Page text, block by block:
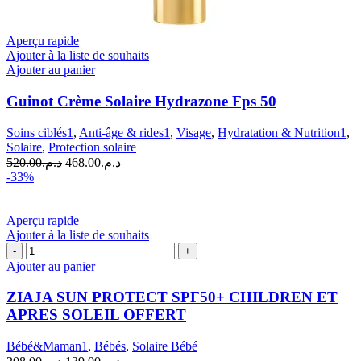
Aperçu rapide
Ajouter à la liste de souhaits
Ajouter au panier
Guinot Crème Solaire Hydrazone Fps 50
Soins ciblés1 , Anti-âge & rides1 , Visage, Hydratation & Nutrition1 ,
Solaire, Protection solaire
د.م.520.00
Le
د.م.468.00
Le
-33%
Aperçu rapide
Ajouter à la liste de souhaits
quantité
de
SUN
PROTECT
SPF50+
ET
Ajouter au panier
ZIAJA SUN PROTECT SPF50+ CHILDREN ET
APRES SOLEIL OFFERT
Bébé&Maman1 , Bébés, Solaire Bébé